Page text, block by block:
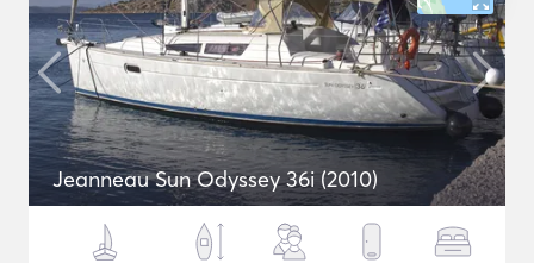
Jeanneau Sun Odyssey 36i (2010)